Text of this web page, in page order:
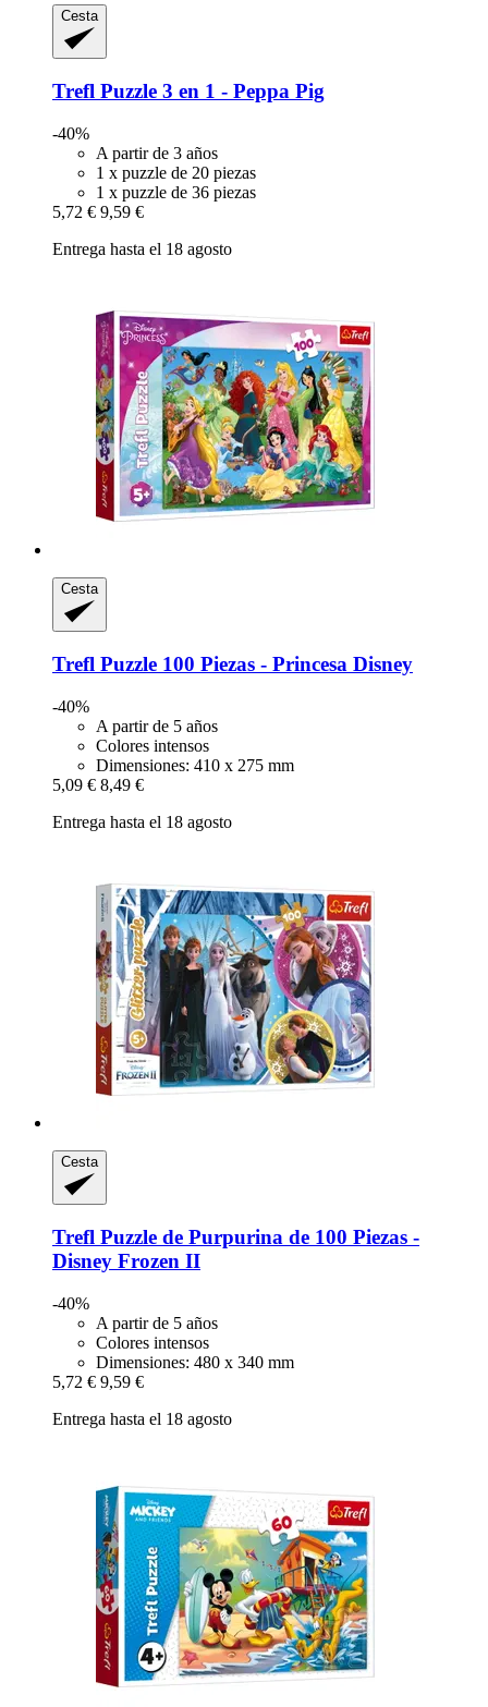
Cesta
Trefl Puzzle 3 en 1 -​ Peppa Pig
-40%
A partir de 3 años
1 x puzzle de 20 piezas
1 x puzzle de 36 piezas
5,72 € 9,59 €
Entrega hasta el 18 agosto
Cesta
Trefl Puzzle 100 Piezas -​ Princesa Disney
-40%
A partir de 5 años
Colores intensos
Dimensiones: 410 x 275 mm
5,09 € 8,49 €
Entrega hasta el 18 agosto
Cesta
Trefl Puzzle de Purpurina de 100 Piezas -​
Disney Frozen II
-40%
A partir de 5 años
Colores intensos
Dimensiones: 480 x 340 mm
5,72 € 9,59 €
Entrega hasta el 18 agosto